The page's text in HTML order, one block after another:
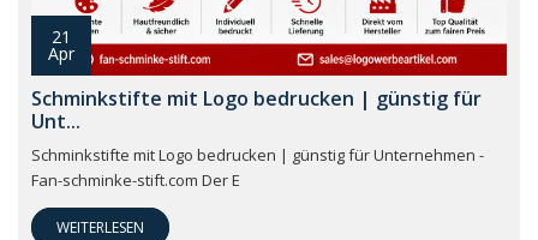
21
Apr
Schminkstifte mit Logo bedrucken | günstig für
Unt...
Schminkstifte mit Logo bedrucken | günstig für Unternehmen -
Fan-schminke-stift.com Der E
WEITERLESEN